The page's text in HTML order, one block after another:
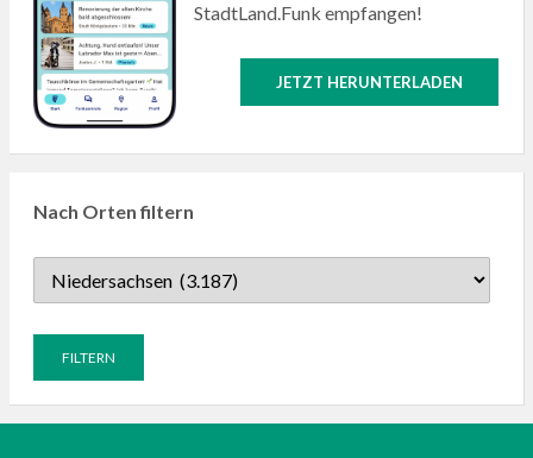
StadtLand.Funk empfangen!
JETZT HERUNTERLADEN
Nach Orten filtern